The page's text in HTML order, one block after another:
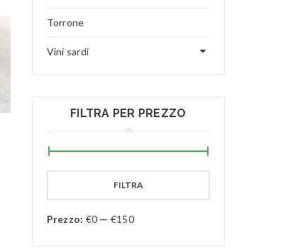
Torrone
Vini sardi
FILTRA PER PREZZO
FILTRA
Prezzo: €0 — €150